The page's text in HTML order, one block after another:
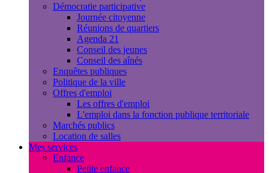
Démocratie participative
Journée citoyenne
Réunions de quartiers
Agenda 21
Conseil des jeunes
Conseil des aînés
Enquêtes publiques
Politique de la ville
Offres d'emploi
Les offres d'emploi
L'emploi dans la fonction publique territoriale
Marchés publics
Location de salles
Mes services
Enfance
Petite enfance